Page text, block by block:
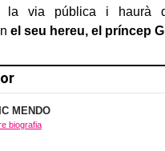
la via pública i haurà
el seu hereu, el príncep
MENDO
biografia